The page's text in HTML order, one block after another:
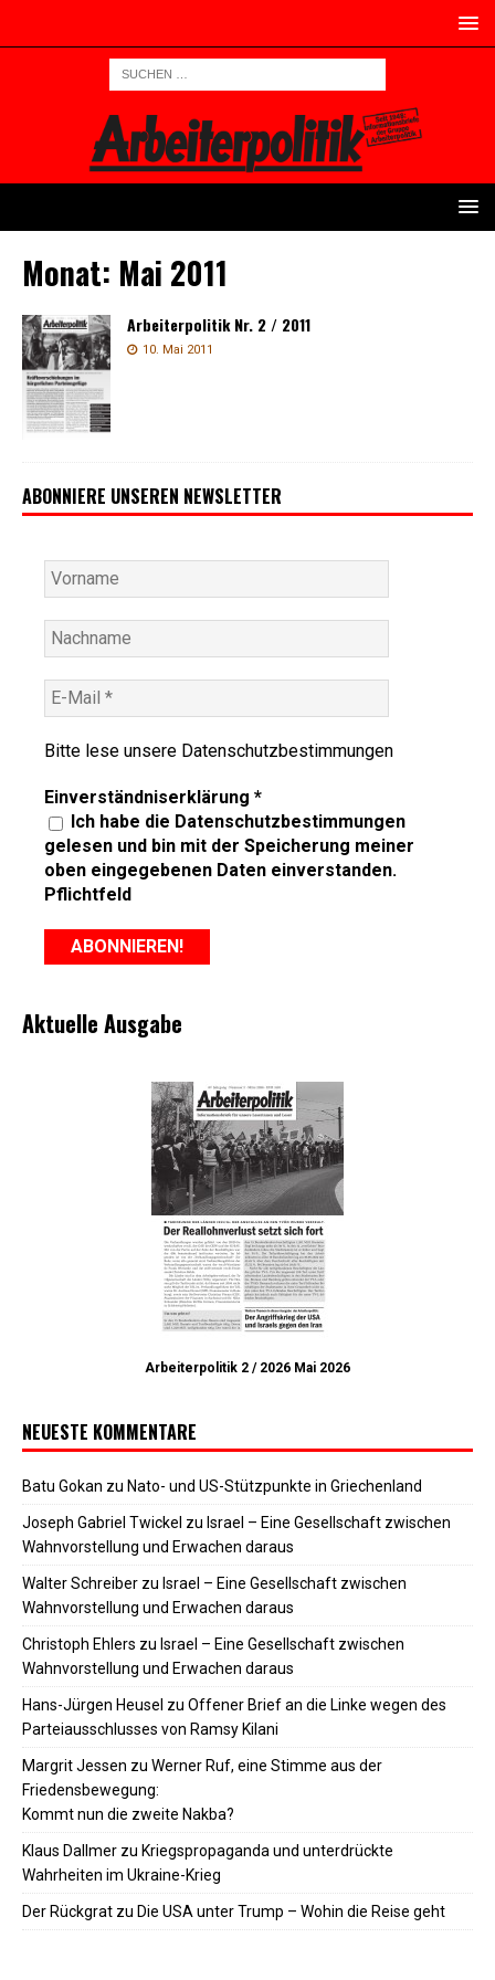
Monat: Mai 2011
Arbeiterpolitik Nr. 2 / 2011
10. Mai 2011
ABONNIERE UNSEREN NEWSLETTER
Bitte lese unsere Datenschutzbestimmungen
Einverständniserklärung *
Ich habe die Datenschutzbestimmungen
gelesen und bin mit der Speicherung meiner
oben eingegebenen Daten einverstanden.
Pflichtfeld
Aktuelle Ausgabe
Arbeiterpolitik 2 / 2026 Mai 2026
NEUESTE KOMMENTARE
Batu Gokan zu Nato- und US-Stützpunkte in Griechenland
Joseph Gabriel Twickel zu Israel – Eine Gesellschaft zwischen
Wahnvorstellung und Erwachen daraus
Walter Schreiber zu Israel – Eine Gesellschaft zwischen
Wahnvorstellung und Erwachen daraus
Christoph Ehlers zu Israel – Eine Gesellschaft zwischen
Wahnvorstellung und Erwachen daraus
Hans-Jürgen Heusel zu Offener Brief an die Linke wegen des
Parteiausschlusses von Ramsy Kilani
Margrit Jessen zu Werner Ruf, eine Stimme aus der
Friedensbewegung:
Kommt nun die zweite Nakba?
Klaus Dallmer zu Kriegspropaganda und unterdrückte
Wahrheiten im Ukraine-Krieg
Der Rückgrat zu Die USA unter Trump – Wohin die Reise geht